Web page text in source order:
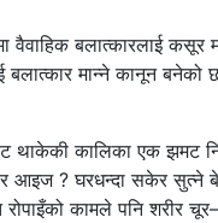
बलात्कारलाई कसूर
बलात्कार मान्ने कानून
थाकेकी कालिका एक झमट
आइज ? घरधन्दा सकेर सुत्ने
रोपाइँको कामले पनि शरीर